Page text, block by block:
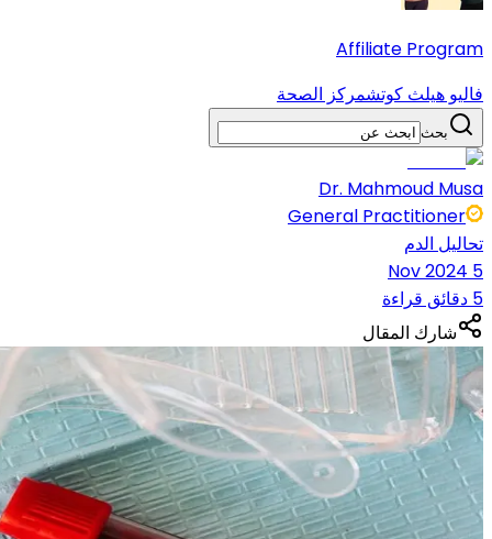
Affiliate Program
فاليو هيلث كوتشمركز الصحة
بحث
Dr. Mahmoud Musa
General Practitioner
تحاليل الدم
5 Nov 2024
5 دقائق قراءة
شارك المقال